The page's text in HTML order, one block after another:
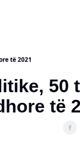
të 2021
50
të